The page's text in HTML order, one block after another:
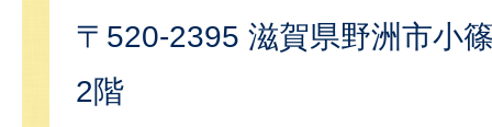
〒520-2395 滋賀県野洲市小
2階